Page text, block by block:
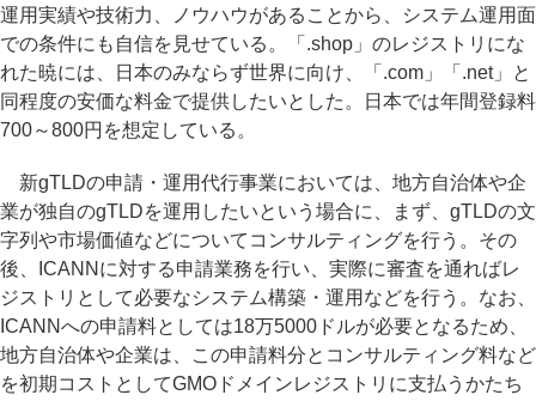
運用実績や技術力、ノウハウがあることから、システム運用面
での条件にも自信を見せている。「.shop」のレジストリにな
れた暁には、日本のみならず世界に向け、「.com」「.net」と
同程度の安価な料金で提供したいとした。日本では年間登録料
700～800円を想定している。
新gTLDの申請・運用代行事業においては、地方自治体や企
業が独自のgTLDを運用したいという場合に、まず、gTLDの文
字列や市場価値などについてコンサルティングを行う。その
後、ICANNに対する申請業務を行い、実際に審査を通ればレ
ジストリとして必要なシステム構築・運用などを行う。なお、
ICANNへの申請料としては18万5000ドルが必要となるため、
地方自治体や企業は、この申請料分とコンサルティング料など
を初期コストとしてGMOドメインレジストリに支払うかたち